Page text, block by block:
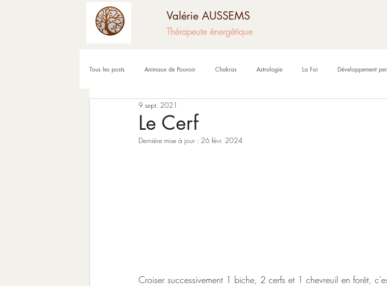
Valérie AUSSEMS
Thérapeute énergétique
Tous les posts Animaux de Pouvoir Chakras Astrologie La Foi Développement
Fêtes et moments de l'année
Le Cerf
9 sept. 2021
Dernière mise à jour : 26 févr. 2024
Croiser successivement 1 biche, 2 cerfs et 1 chevreuil en forêt,